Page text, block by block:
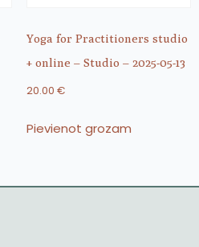
Yoga for Practitioners studio
+ online – Studio – 2025-05-13
20.00 €
Pievienot grozam